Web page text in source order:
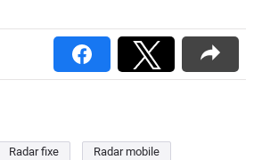
Radar fixe
Radar mobile